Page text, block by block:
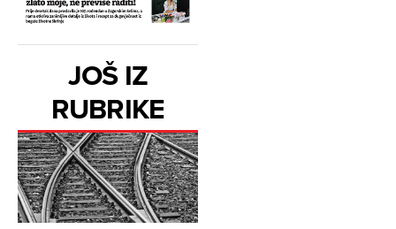
JOŠ IZ
RUBRIKE